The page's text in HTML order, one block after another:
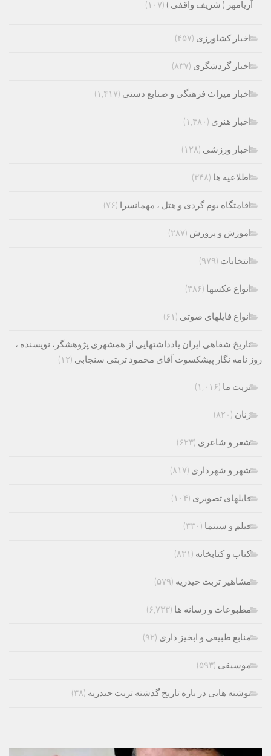
آریامهر ( شریف واقفی ) (۱۰۷)
اخبار کشاورزی (۴۵۷)
اخبار گردشگری (۸۳۷)
اخبار میراث فرهنگی و صنایع دستی (۱,۴۱۷)
اخبار هنری (۱,۴۸۰)
اخبار ورزشی (۱۲۸)
اطلاعیه ها (۳۴۸)
اقامتگاه بوم گردی و هتل ، مهمانسرا (۷۶)
اموزش و پرورش (۲۸۷)
انتخابات (۹۷۹)
انواع عکسها (۳۸۶)
انواع فایلهای صوتی (۶۱)
تاریخ شفاهی ایران یادداشتهایی از همشهری پژوهشگر، نویسنده ،
روز نامه نگار پیشکسوت آقای محمود تربتی سنجابی (۱۲)
تربت ما (۱,۰۱۶)
زنان (۸۲۰)
شعر و شاعری (۶۲۳)
شهر و شهرداری (۸۱۷)
فایلهای تصویری (۱۰۴)
فیلم و سینما (۳۳۰)
کتاب و کتابخانه (۸۳۱)
مشاهیر تربت حیدریه (۵۷۹)
مطبوعات و رسانه ها (۶,۷۳۳)
منابع طبیعی و ابخیز داری (۹۲)
موسیقی (۵۹۳)
نوشته هایی در باره تاریخ گذشته تربت حیدریه (۳۸)